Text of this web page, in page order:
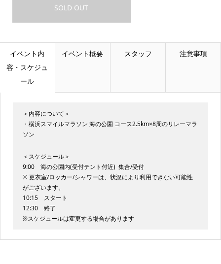
SOLD OUT
イベント内
容・スケジュ
ール
イベント概要 スタッフ 注意事項
＜内容について＞
・横浜スマイルマラソン 海の公園 コース2.5km×8周のリレーマラ
ソン
＜スケジュール＞
9:00 海の公園内(受付テント付近) 集合/受付
※ 更衣室/ロッカー/シャワーは、状況により利用できない可能性
がございます。
10:15 スタート
12:30 終了
※スケジュールは変更する場合があります